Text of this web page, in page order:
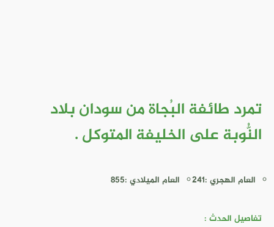
تمرد طائفة البُجاة من سودان بلاد
النُّوبة على الخليفة المتوكل .
العام الهجري :241 العام الميلادي :855
تفاصيل الحدث :